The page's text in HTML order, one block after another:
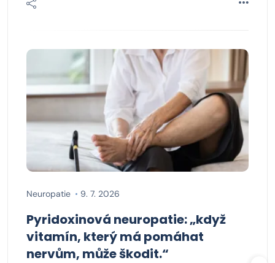
Neuropatie 9. 7. 2026
Pyridoxinová neuropatie: „když
vitamín, který má pomáhat
nervům, může škodit.“